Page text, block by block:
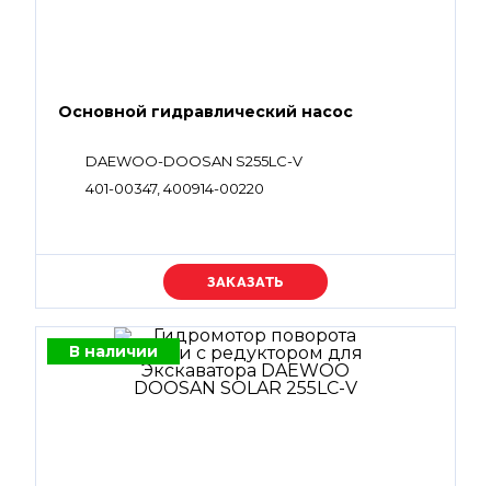
Основной гидравлический насос
DAEWOO-DOOSAN S255LC-V
401-00347, 400914-00220
Уточняйте цену
В наличии